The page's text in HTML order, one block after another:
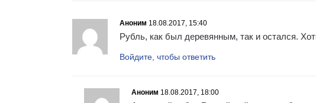
Аноним 18.08.2017, 15:40
Рубль, как был деревянным, так и остался.
Войдите, чтобы ответить
Аноним 18.08.2017, 18:00